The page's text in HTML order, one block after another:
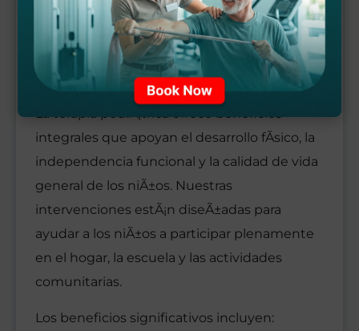
Â¿CUÃ¡LES SON LOS
BENEFICIOS DE LA TERAPIA
PEDIÃ¡TRICA?
La terapia pediÃ¡trica ofrece beneficios
integrales que apoyan el desarrollo fÃ­sico, la
independencia funcional y la calidad de vida
general de los niÃ±os. Nuestras
intervenciones estÃ¡n diseÃ±adas para
ayudar a los niÃ±os a participar plenamente
en el hogar, la escuela y las actividades
comunitarias.
Los beneficios significativos incluyen: